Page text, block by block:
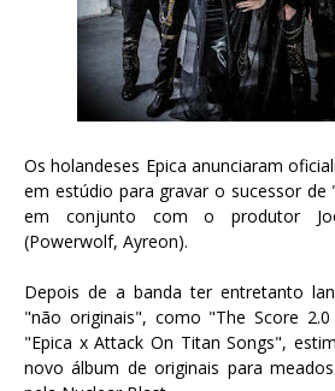
Os holandeses Epica anunciaram
em estúdio para gravar o sucessor de
em conjunto com o produtor
(Powerwolf, Ayreon).
Depois de a banda ter entretanto
"não originais", como "The Score
"Epica x Attack On Titan Songs",
novo álbum de originais para